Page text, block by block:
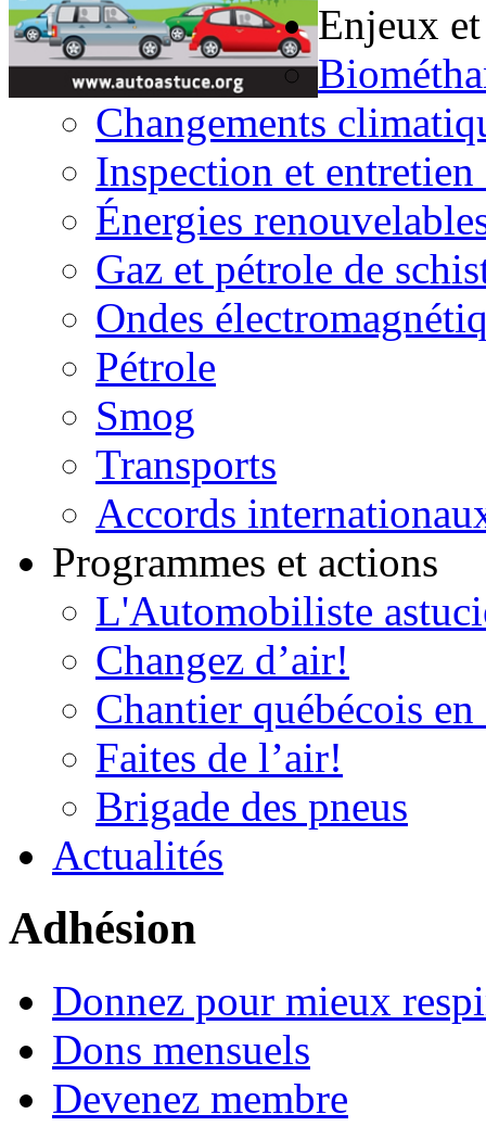
Enjeux
Changements
Inspection et entretien
Énergies
Gaz et pétrole de
Ondes
Pétrole
Smog
Transports
Accords
Programmes et actions
L'Automobiliste
Changez d’air!
Chantier québécois
Faites de l’air!
Brigade des pneus
Actualités
Adhésion
Donnez pour mieux
Dons mensuels
Devenez membre